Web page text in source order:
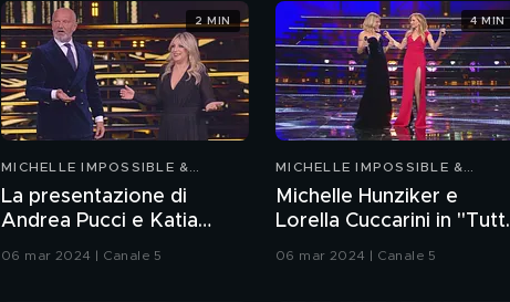
MICHELLE IMPOSSIBLE &
La presentazione di
Andrea Pucci e Katia
06 mar 2024 | Canale 5
2 MIN
MICHELLE IMPOSSIBLE &
Michelle Hunziker e
Lorella Cuccarini in
06 mar 2024 | Canale 5
4 MIN